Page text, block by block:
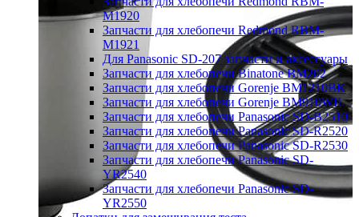
M1920
Запчасти для хлебопечи Redmond RBM-
M1921
Для Panasonic SD-207 запчасти и аксессуары
Запчасти для хлебопечи Binatone BM202
Запчасти для хлебопечи Gorenje BM1210BK
Запчасти для хлебопечи Gorenje BM910WII
Запчасти для хлебопечи Panasonic SD-B2510
Запчасти для хлебопечи Panasonic SD-R2520
Запчасти для хлебопечи Panasonic SD-R2530
Запчасти для хлебопечи Panasonic SD-
YR2540
Запчасти для хлебопечи Panasonic SD-
YR2550